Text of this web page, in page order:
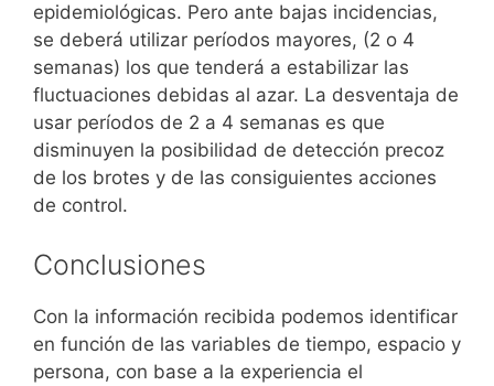
epidemiológicas. Pero ante bajas incidencias,
se deberá utilizar períodos mayores, (2 o 4
semanas) los que tenderá a estabilizar las
fluctuaciones debidas al azar. La desventaja de
usar períodos de 2 a 4 semanas es que
disminuyen la posibilidad de detección precoz
de los brotes y de las consiguientes acciones
de control.
Conclusiones
Con la información recibida podemos identificar
en función de las variables de tiempo, espacio y
persona, con base a la experiencia el